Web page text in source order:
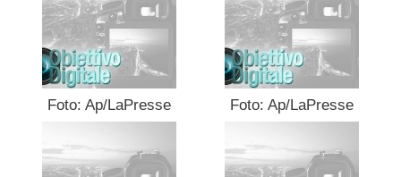
Foto: Ap/LaPresse Foto: Ap/LaPresse